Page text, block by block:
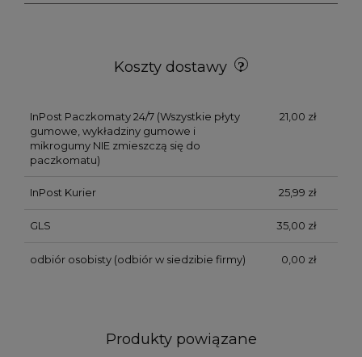
Koszty dostawy
InPost Paczkomaty 24/7(Wszystkie płyty
gumowe, wykładziny gumowe i
mikrogumy NIE zmieszczą się do
paczkomatu)
21,00 zł
InPost Kurier 25,99 zł
GLS 35,00 zł
odbiór osobisty(odbiór w siedzibie firmy) 0,00 zł
Produkty powiązane